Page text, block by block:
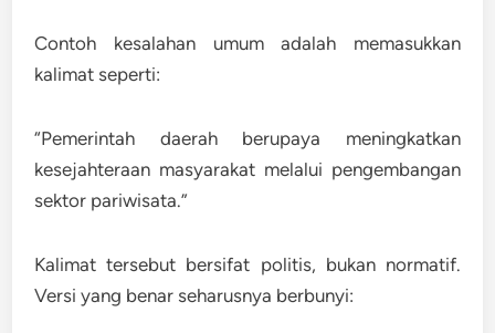
Contoh kesalahan umum adalah memasukkan
kalimat seperti:
“Pemerintah daerah berupaya meningkatkan
kesejahteraan masyarakat melalui pengembangan
sektor pariwisata.”
Kalimat tersebut bersifat politis, bukan normatif.
Versi yang benar seharusnya berbunyi: